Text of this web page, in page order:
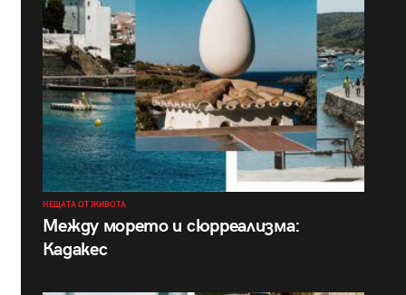
НЕЩАТА ОТ ЖИВОТА
Между морето и сюрреализма:
Кадакес